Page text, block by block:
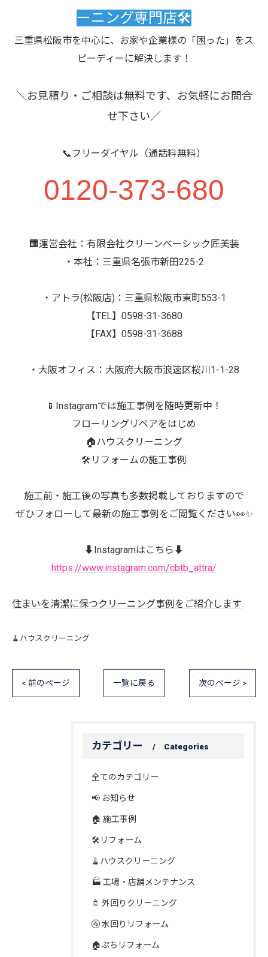
ーニング専門店🛠️
三重県松阪市を中心に、お家や企業様の「困った」をス
ピーディーに解決します！
＼お見積り・ご相談は無料です、お気軽にお問合
せ下さい／
📞フリーダイヤル（通話料無料）
0120-373-680
🏢運営会社：有限会社クリーンベーシック匠美装
・本社：三重県名張市新田225-2
・アトラ(松阪店)：三重県松阪市東町553-1
【TEL】0598-31-3680
【FAX】0598-31-3688
・大阪オフィス：大阪府大阪市浪速区桜川1-1-28
📱Instagramでは施工事例を随時更新中！
フローリングリペアをはじめ
🏠ハウスクリーニング
🛠️リフォームの施工事例
施工前・施工後の写真も多数掲載しておりますので
ぜひフォローして最新の施工事例をご閲覧ください👀✨
⬇️Instagramはこちら⬇️
https://www.instagram.com/cbtb_attra/
住まいを清潔に保つクリーニング事例をご紹介します
🧹ハウスクリーニング
< 前のページ 一覧に戻る 次のページ >
カテゴリー Categories
全てのカテゴリー
📢 お知らせ
🏠 施工事例
🛠️リフォーム
🧹ハウスクリーニング
🏭 工場・店舗メンテナンス
🚿 外回りクリーニング
🚰 水回りリフォーム
🏠ぷちリフォーム